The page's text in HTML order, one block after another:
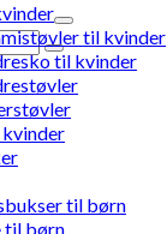
til kvinder
til kvinder
til børn
til børn